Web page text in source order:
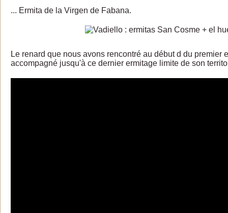
... Ermita de la Virgen de Fabana.
Le renard que nous avons rencontré au début d du premier
accompagné jusqu'à ce dernier ermitage limite de son